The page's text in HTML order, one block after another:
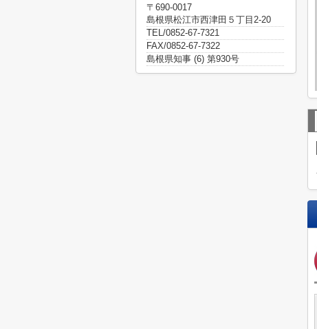
〒690-0017
島根県松江市西津田５丁目2-20
TEL/0852-67-7321
FAX/0852-67-7322
島根県知事 (6) 第930号